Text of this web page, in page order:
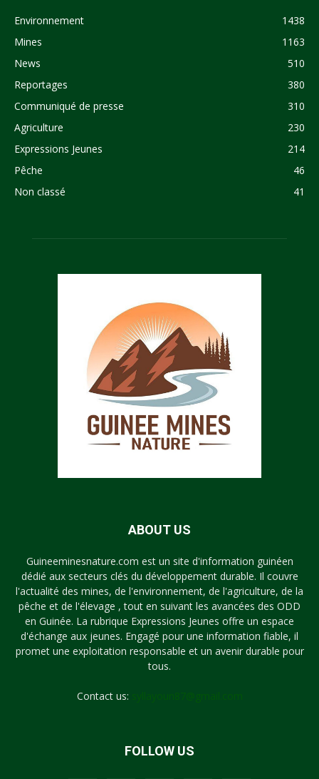
Environnement
1438
Mines
1163
News
510
Reportages
380
Communiqué de presse
310
Agriculture
230
Expressions Jeunes
214
Pêche
46
Non classé
41
ABOUT US
Guineeminesnature.com est un site d'information guinéen
dédié aux secteurs clés du développement durable. Il couvre
l'actualité des mines, de l'environnement, de l'agriculture, de la
pêche et de l'élevage , tout en suivant les avancées des ODD
en Guinée. La rubrique Expressions Jeunes offre un espace
d'échange aux jeunes. Engagé pour une information fiable, il
promet une exploitation responsable et un avenir durable pour
tous.
Contact us:
FOLLOW US